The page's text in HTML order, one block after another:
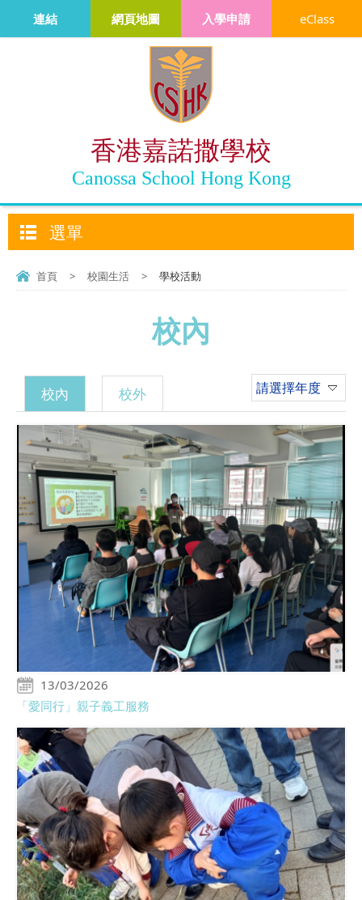
香港嘉諾撒學校
Canossa School Hong Kong
連結 網頁地圖 入學申請 eClass
選單
首頁 > 校園生活 > 學校活動
校內
請選擇年度
校內 校外
13/03/2026
「愛同行」親子義工服務